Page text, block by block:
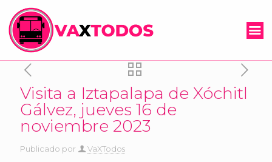
Visita a Iztapalapa de Xóchitl
Gálvez, jueves 16 de
noviembre 2023
Publicado por VaXTodos